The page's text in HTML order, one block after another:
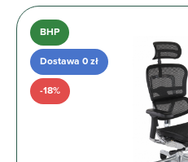
BHP
Dostawa 0 zł
-18%